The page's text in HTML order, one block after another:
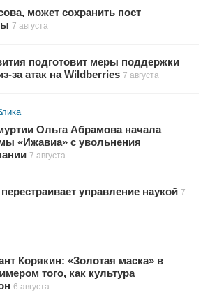
может сохранить пост
7 августа
подготовит меры поддержки
за атак на Wildberries 7 августа
Ольга Абрамова начала
«Ижавиа» с увольнения
7 августа
управление наукой 7
Корякин: «Золотая маска» в
того, как культура
6 августа